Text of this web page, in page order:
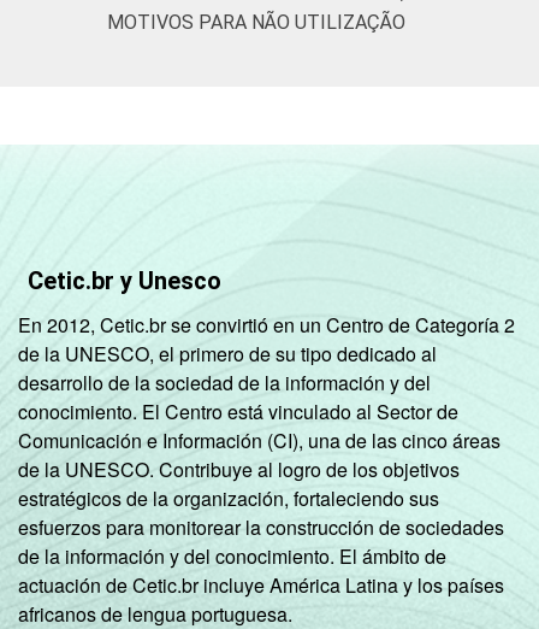
Classe
A 97 3 0
DE 69 31 0
Condição
de
atividade
PEA 90 10
Não PEA 77 23
1Base: 168,3 milhões de pessoas. Dados
coletados entre setembro de 2013 e
fevereiro de 2014.
Fonte: NIC.br - set/2013 a fev/2014
MOTIVOS PARA NÃO UTILIZAÇÃO
Cetic.br y Unesco
En 2012, Cetic.br se convirtió en un Centro de Categoría 2
de la UNESCO, el primero de su tipo dedicado al
desarrollo de la sociedad de la información y del
conocimiento. El Centro está vinculado al Sector de
Comunicación e Información (CI), una de las cinco áreas
de la UNESCO. Contribuye al logro de los objetivos
estratégicos de la organización, fortaleciendo sus
esfuerzos para monitorear la construcción de sociedades
de la información y del conocimiento. El ámbito de
actuación de Cetic.br incluye América Latina y los países
africanos de lengua portuguesa.